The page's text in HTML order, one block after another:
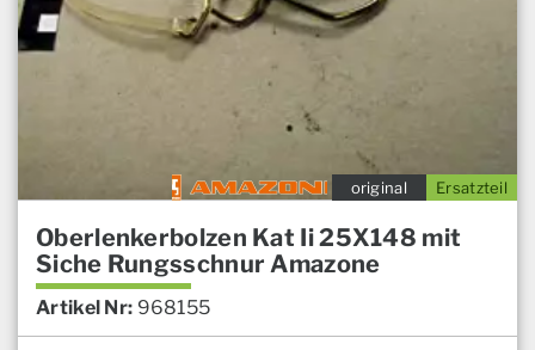
Ersatzteil
original
Oberlenkerbolzen Kat Ii 25X148 mit
Siche Rungsschnur Amazone
Artikel Nr: 968155